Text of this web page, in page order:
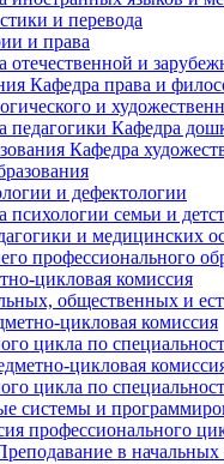
и перевода
и права
отечественной и
Кафедра права и
и
педагогики Кафедра
Кафедра
и дефектологии
психологии семьи и
и медицинских
профессионального
цикловая комиссия
общественных и
цикловая комиссия
цикла по
цикловая
цикла по
системы и
профессионального
в начальных